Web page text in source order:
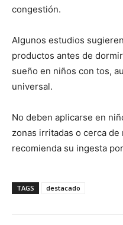
congestión.
Algunos estudios
productos antes de
sueño en niños con tos,
universal.
No deben aplicarse en
zonas irritadas o cerca de
recomienda su ingesta
TAGS destacado